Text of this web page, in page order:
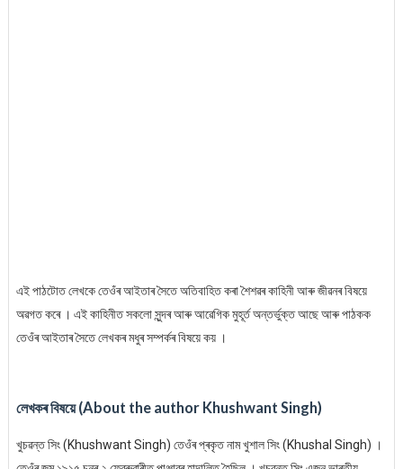
এই পাঠটোত লেখকে তেওঁৰ আইতাৰ সৈতে অতিবাহিত কৰা শৈশৱৰ কাহিনী আৰু জীৱনৰ বিষয়ে
অৱগত কৰে । এই কাহিনীত সকলো সুন্দৰ আৰু আৱেগিক মুহূৰ্ত অন্তৰ্ভুক্ত আছে আৰু পাঠকক
তেওঁৰ আইতাৰ সৈতে লেখকৰ মধুৰ সম্পৰ্কৰ বিষয়ে কয় ।
লেখকৰ বিষয়ে (About the author Khushwant Singh)
খুচৱন্ত সিং (Khushwant Singh) তেওঁৰ প্ৰকৃত নাম খুশাল সিং (Khushal Singh) ।